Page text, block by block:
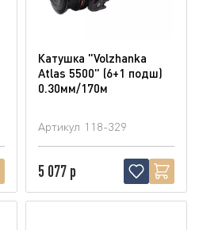
Катушка "Volzhanka
Atlas 5500" (6+1 подш)
0.30мм/170м
Артикул 118-329
5 077 р